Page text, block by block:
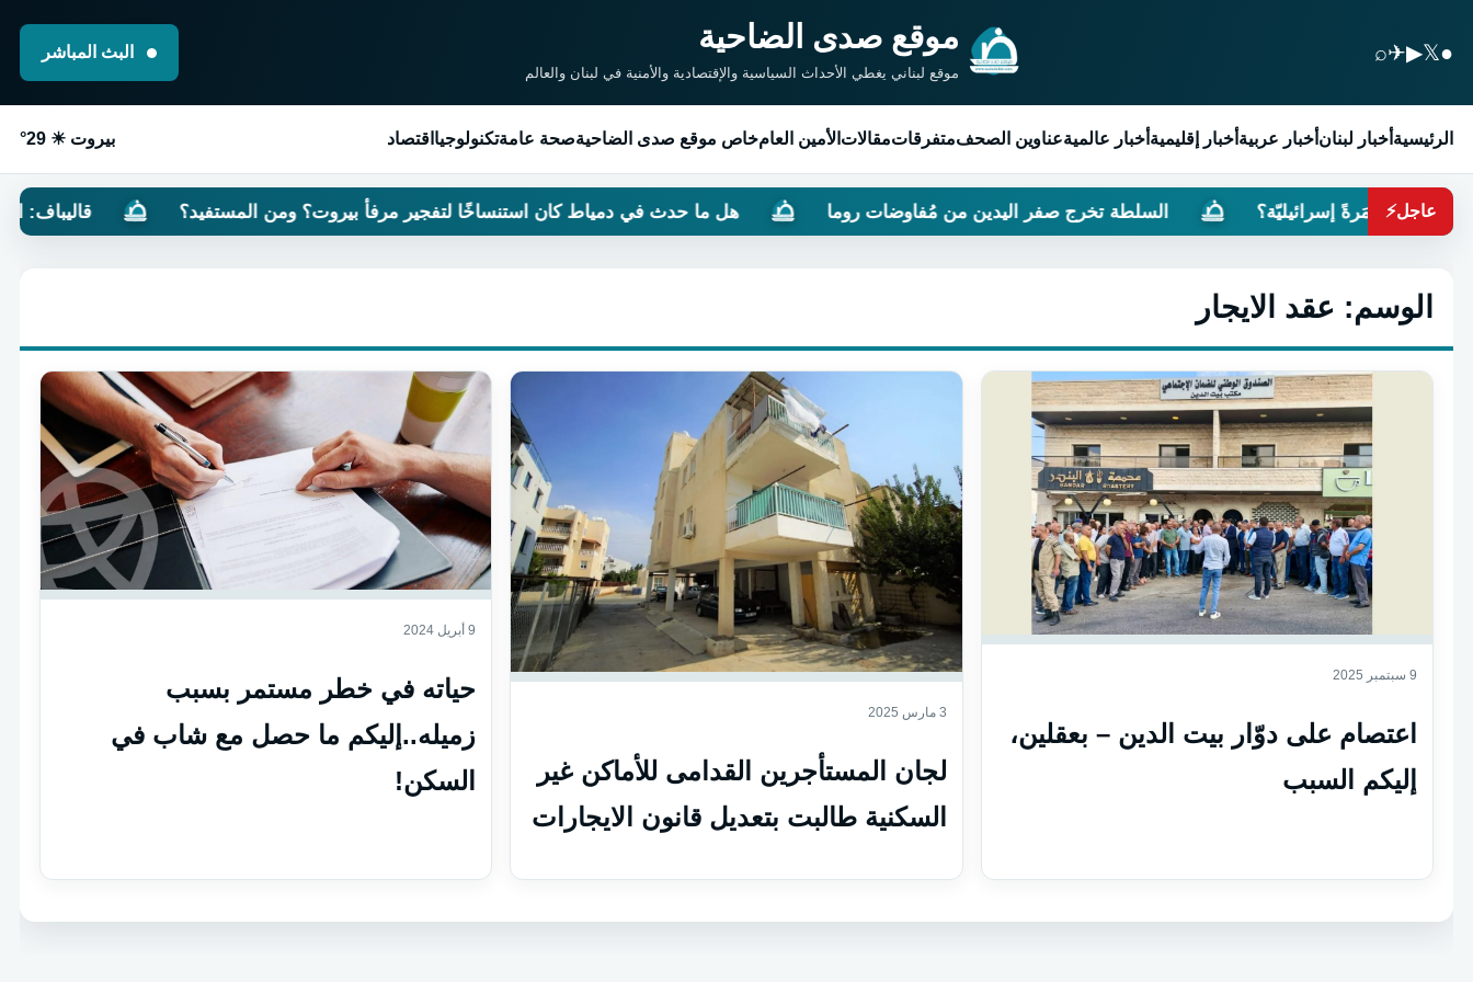
●
𝕏
▶
✈
⌕ موقع صدى الضاحية
موقع لبناني يغطي الأحداث السياسية والإقتصادية والأمنية في لبنان والعالم
البث المباشر
الرئيسية أخبار لبنان أخبار عربية أخبار إقليمية أخبار عالميةعناوين الصحفمتفرقاتمقالات الأمين العامخاص موقع صدى الضاحيةصحة عامةتكنولوجيا اقتصاد بيروت ☀ 29°
عاجل⚡
مُستعمَرةً إسرائيليّة؟ السلطة تخرج صفر اليدين من مُفاوضات روما هل ما حدث في دمياط كان استنساخًا لتفجير مرفأ بيروت؟ ومن المستفيد؟ قاليباف:
الوسم: عقد الايجار
9 سبتمبر 2025
اعتصام على دوّار بيت الدين – بعقلين،
إليكم السبب
3 مارس 2025
لجان المستأجرين القدامى للأماكن غير
السكنية طالبت بتعديل قانون الايجارات
9 أبريل 2024
حياته في خطر مستمر بسبب
زميله..إليكم ما حصل مع شاب في
السكن!